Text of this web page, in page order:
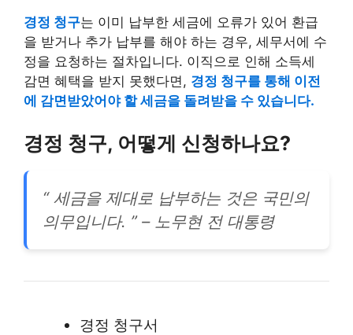
경정 청구는 이미 납부한 세금에 오류가 있어 환급
을 받거나 추가 납부를 해야 하는 경우, 세무서에 수
정을 요청하는 절차입니다. 이직으로 인해 소득세
감면 혜택을 받지 못했다면, 경정 청구를 통해 이전
에 감면받았어야 할 세금을 돌려받을 수 있습니다.
경정 청구, 어떻게 신청하나요?
“ 세금을 제대로 납부하는 것은 국민의
의무입니다. ” – 노무현 전 대통령
경정 청구서